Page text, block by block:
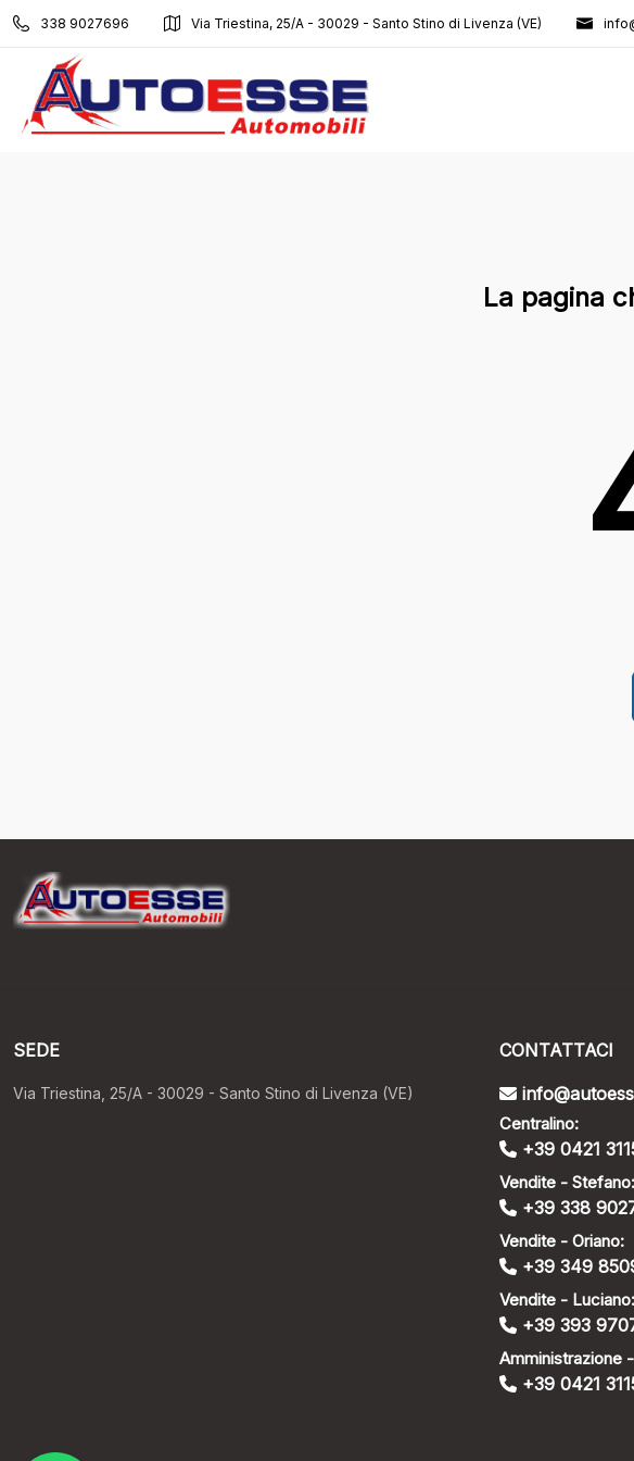
338 9027696 Via Triestina, 25/A - 30029 - Santo Stino di Livenza (VE)
La pagina
SEDE
Via Triestina, 25/A - 30029 - Santo Stino di Livenza (VE)
CONTATTACI
Centralino:
+39 0421
Vendite - Stefano:
+39 338
Vendite - Oriano:
+39 349
Vendite - Luciano:
+39 393
Amministrazione
+39 0421